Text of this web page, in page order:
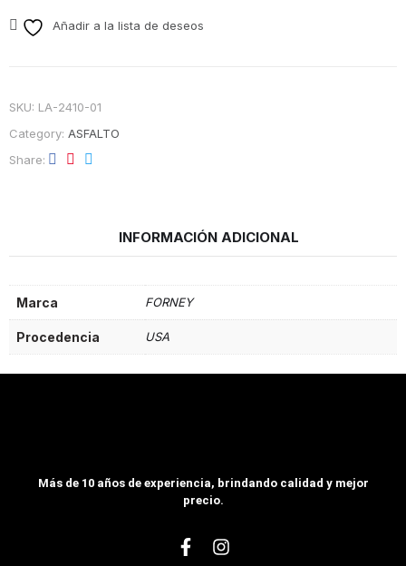
Añadir a la lista de deseos
SKU: LA-2410-01
Category: ASFALTO
Share
INFORMACIÓN ADICIONAL
Marca FORNEY
Procedencia USA
Más de 10 años de experiencia, brindando calidad y mejor
precio.